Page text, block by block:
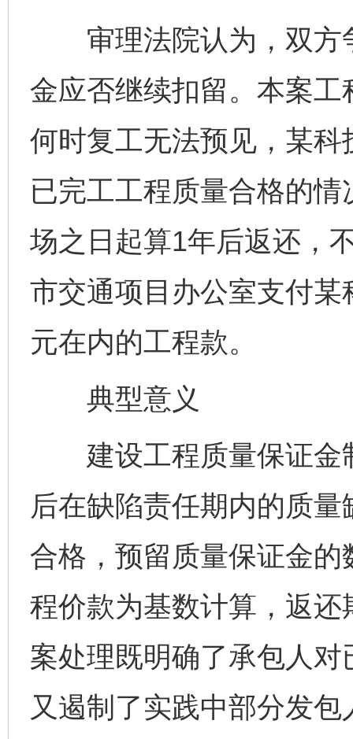
审理法院认为，双方
金应否继续扣留。本案
何时复工无法预见，某
已完工工程质量合格的
场之日起算1年后返还，
市交通项目办公室支付
元在内的工程款。
典型意义
建设工程质量保证金
后在缺陷责任期内的质
合格，预留质量保证金
程价款为基数计算，返
案处理既明确了承包人
又遏制了实践中部分发